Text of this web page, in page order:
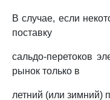
В случае, если
поставку
сальдо-перетоков
рынок только в
летний (или зимний)